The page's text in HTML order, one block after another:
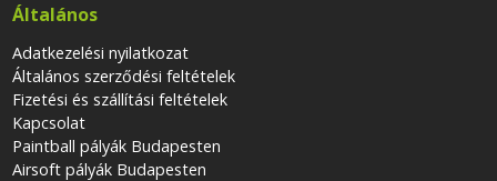
Általános
Adatkezelési nyilatkozat
Általános szerződési feltételek
Fizetési és szállítási feltételek
Kapcsolat
Paintball pályák Budapesten
Airsoft pályák Budapesten